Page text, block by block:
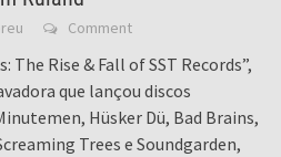
Comment
The Rise & Fall of SST Records”,
que lançou discos
Hüsker Dü, Bad Brains,
Trees e Soundgarden,